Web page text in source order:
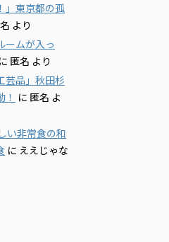
」東京都の孤
より
ームが入っ
に 匿名 より
芸品」秋田杉
に 匿名 よ
い非常食の和
に ええじゃな